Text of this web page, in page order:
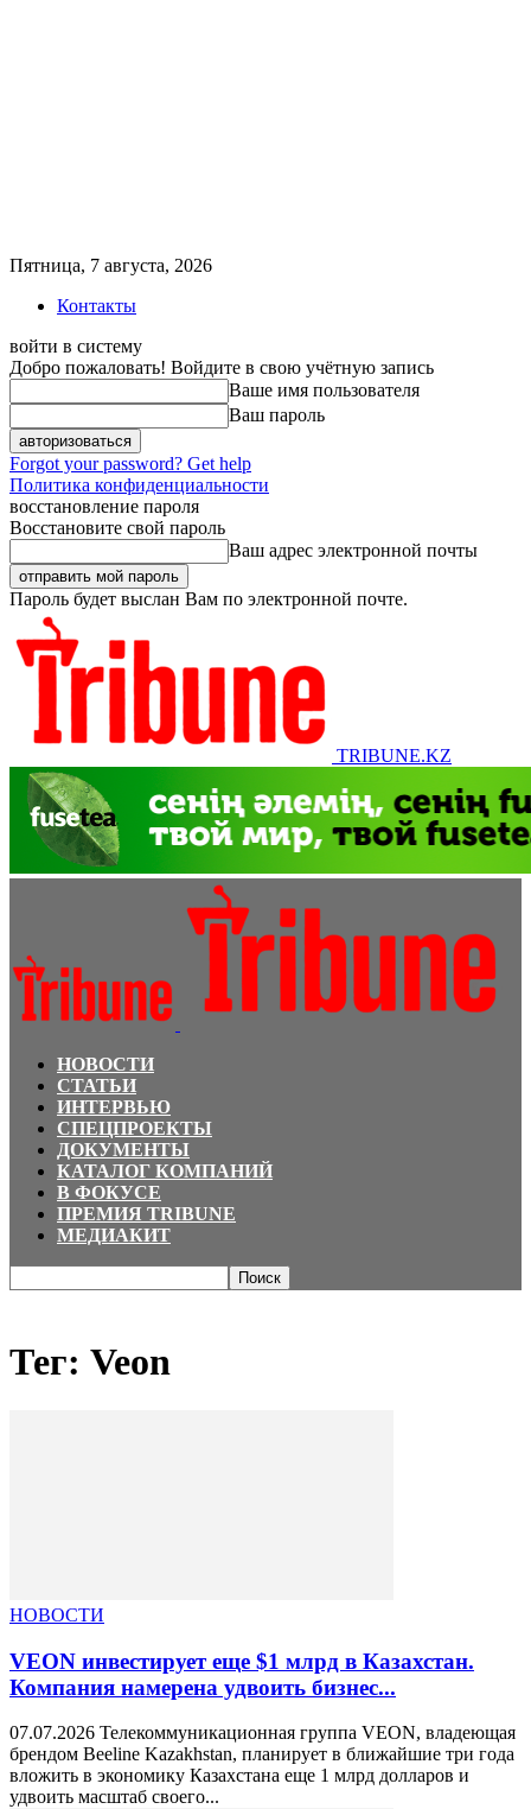
Пятница, 7 августа, 2026
Контакты
войти в систему
Добро пожаловать! Войдите в свою учётную запись
Ваше имя пользователя
Ваш пароль
Forgot your password? Get help
Политика конфиденциальности
восстановление пароля
Восстановите свой пароль
Ваш адрес электронной почты
Пароль будет выслан Вам по электронной почте.
TRIBUNE.KZ
НОВОСТИ
СТАТЬИ
ИНТЕРВЬЮ
СПЕЦПРОЕКТЫ
ДОКУМЕНТЫ
КАТАЛОГ КОМПАНИЙ
В ФОКУСЕ
ПРЕМИЯ TRIBUNE
МЕДИАКИТ
Тег: Veon
НОВОСТИ
VEON инвестирует еще $1 млрд в Казахстан.
Компания намерена удвоить бизнес...
07.07.2026 Телекоммуникационная группа VEON, владеющая
брендом Beeline Kazakhstan, планирует в ближайшие три года
вложить в экономику Казахстана еще 1 млрд долларов и
удвоить масштаб своего...